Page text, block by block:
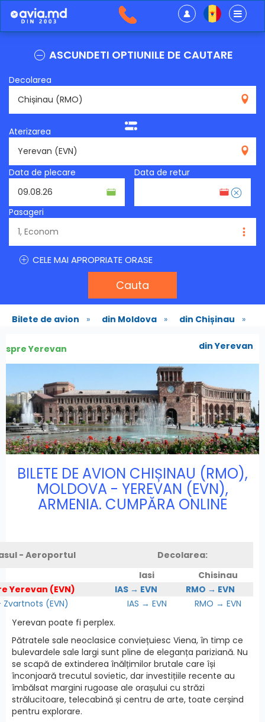
ASCUNDETI OPTIUNILE DE CAUTARE
Decolarea
Aterizarea
Data de plecare
Data de retur
Pasageri
CELE MAI APROPRIATE ORASE
Cauta
Bilete de avion » din Moldova » din Chișinau »
spre Yerevan din Yerevan
BILETE DE AVION CHIȘINAU (RMO),
MOLDOVA - YEREVAN (EVN),
ARMENIA. CUMPĂRA ONLINE
- Aeroportul
Decolarea:
Iasi
Chisinau
Yerevan (EVN)
IAS → EVN
RMO → EVN
(EVN)
IAS → EVN
RMO → EVN
Yerevan poate fi perplex.
Pătratele sale neoclasice conviețuiesc Viena, în timp ce
bulevardele sale largi sunt pline de eleganța pariziană. Nu
se scapă de extinderea înălțimilor brutale care își
înconjoară trecutul sovietic, dar investițiile recente au
îmbălsat margini rugoase ale orașului cu străzi
strălucitoare, telecabină și centru de arte, toate cerșind
pentru explorare.